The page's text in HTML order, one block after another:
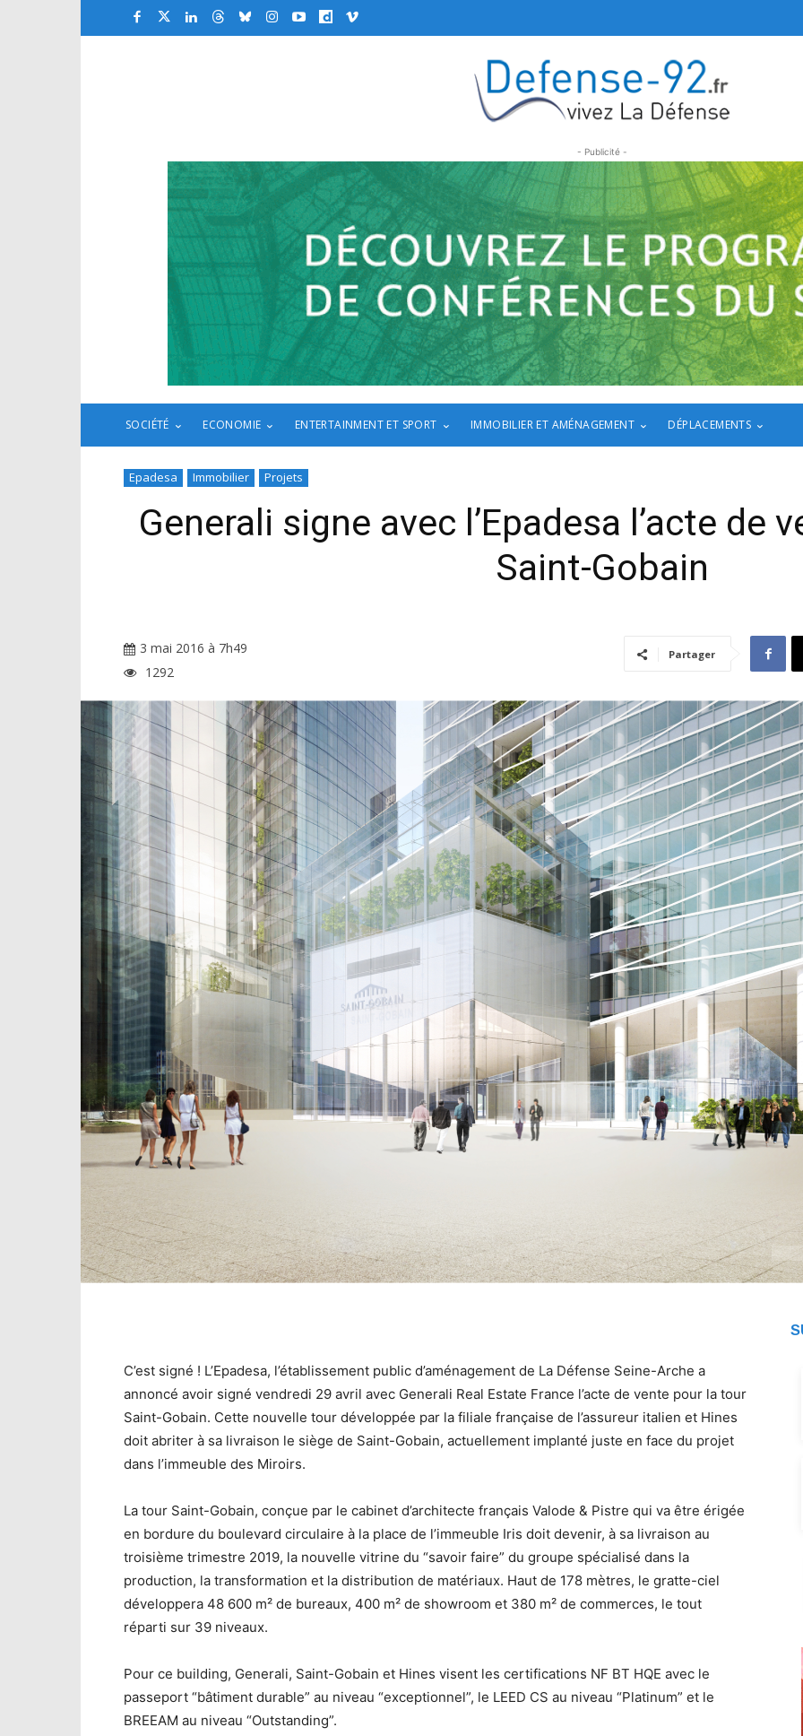
- Publicité -
SOCIÉTÉ ECONOMIE ENTERTAINMENT ET SPORT IMMOBILIER ET AMÉNAGEMENT DÉPLACEMENTS
Epadesa Immobilier Projets
Generali signe avec l’Epadesa l’acte de
Saint-Gobain
3 mai 2016 à 7h49
1292
Partager
C’est signé ! L’Epadesa, l’établissement public d’aménagement de La Défense Seine-Arche a
annoncé avoir signé vendredi 29 avril avec Generali Real Estate France l’acte de vente pour la tour
Saint-Gobain. Cette nouvelle tour développée par la filiale française de l’assureur italien et Hines
doit abriter à sa livraison le siège de Saint-Gobain, actuellement implanté juste en face du projet
dans l’immeuble des Miroirs.
La tour Saint-Gobain, conçue par le cabinet d’architecte français Valode & Pistre qui va être érigée
en bordure du boulevard circulaire à la place de l’immeuble Iris doit devenir, à sa livraison au
troisième trimestre 2019, la nouvelle vitrine du “savoir faire” du groupe spécialisé dans la
production, la transformation et la distribution de matériaux. Haut de 178 mètres, le gratte-ciel
développera 48 600 m² de bureaux, 400 m² de showroom et 380 m² de commerces, le tout
réparti sur 39 niveaux.
Pour ce building, Generali, Saint-Gobain et Hines visent les certifications NF BT HQE avec le
passeport “bâtiment durable” au niveau “exceptionnel”, le LEED CS au niveau “Platinum” et le
BREEAM au niveau “Outstanding”.